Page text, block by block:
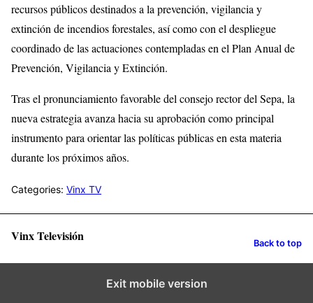
recursos públicos destinados a la prevención, vigilancia y
extinción de incendios forestales, así como con el despliegue
coordinado de las actuaciones contempladas en el Plan Anual de
Prevención, Vigilancia y Extinción.
Tras el pronunciamiento favorable del consejo rector del Sepa, la
nueva estrategia avanza hacia su aprobación como principal
instrumento para orientar las políticas públicas en esta materia
durante los próximos años.
Categories: Vinx TV
Vinx Televisión Back to top
Exit mobile version